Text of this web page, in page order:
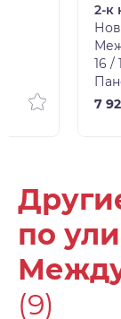
2-к
16 /
7
по
(9)